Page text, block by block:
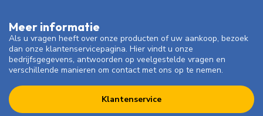
Meer informatie
Als u vragen heeft over onze producten of uw aankoop, bezoek
dan onze klantenservicepagina. Hier vindt u onze
bedrijfsgegevens, antwoorden op veelgestelde vragen en
verschillende manieren om contact met ons op te nemen.
Klantenservice